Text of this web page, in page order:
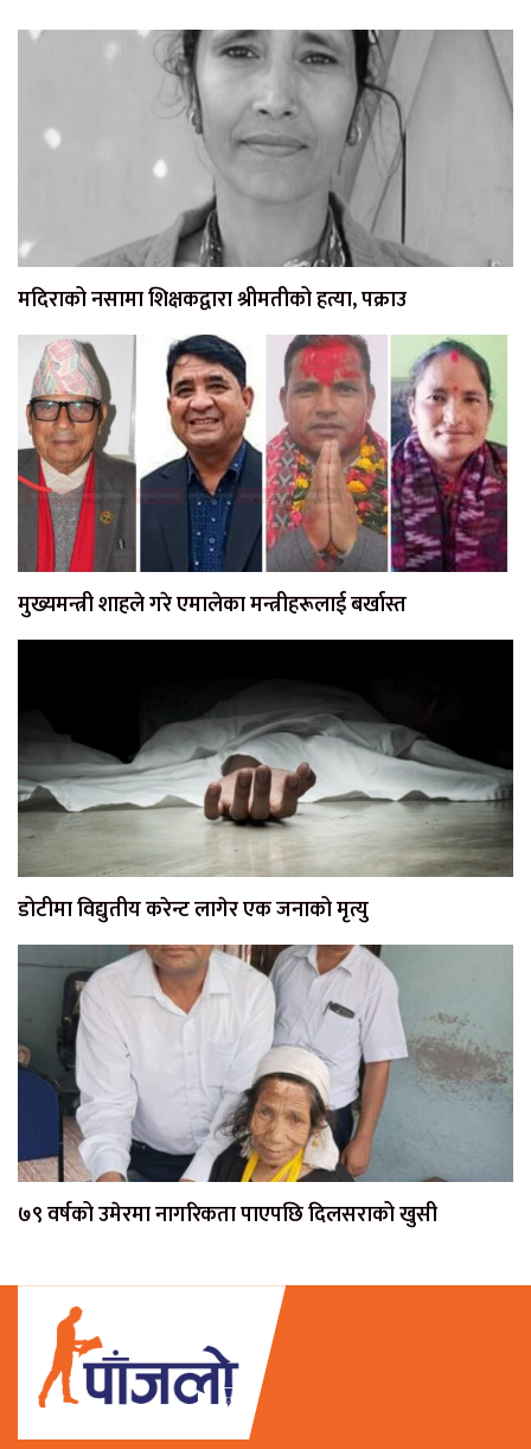
मदिराको नसामा शिक्षकद्वारा श्रीमतीको हत्या, पक्राउ
मुख्यमन्त्री शाहले गरे एमालेका मन्त्रीहरूलाई बर्खास्त
डोटीमा विद्युतीय करेन्ट लागेर एक जनाको मृत्यु
७९ वर्षको उमेरमा नागरिकता पाएपछि दिलसराको खुसी